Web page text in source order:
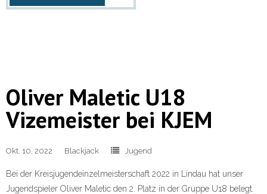
Oliver Maletic U18
Vizemeister bei KJEM
Okt. 10, 2022 Blackjack Jugend
Bei der Kreisjugendeinzelmeisterschaft 2022 in Lindau hat unser
Jugendspieler Oliver Maletic den 2. Platz in der Gruppe U18 belegt.